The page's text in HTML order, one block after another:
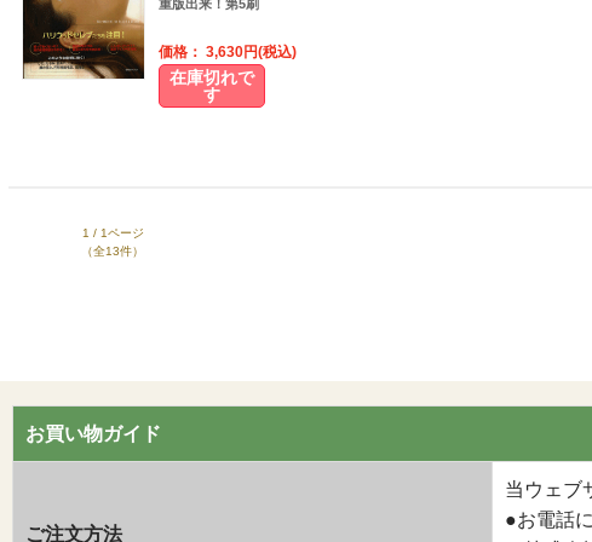
重版出来！第5刷
価格： 3,630円(税込)
在庫切れで
す
1 / 1ページ
（全13件）
お買い物ガイド
ご注文方法
当ウェブ
●お電話